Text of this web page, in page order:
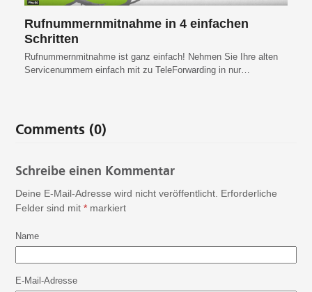
Rufnummernmitnahme in 4 einfachen
Schritten
Rufnummernmitnahme ist ganz einfach! Nehmen Sie Ihre alten
Servicenummern einfach mit zu TeleForwarding in nur…
Comments (0)
Schreibe einen Kommentar
Deine E-Mail-Adresse wird nicht veröffentlicht. Erforderliche
Felder sind mit* markiert
Name
E-Mail-Adresse